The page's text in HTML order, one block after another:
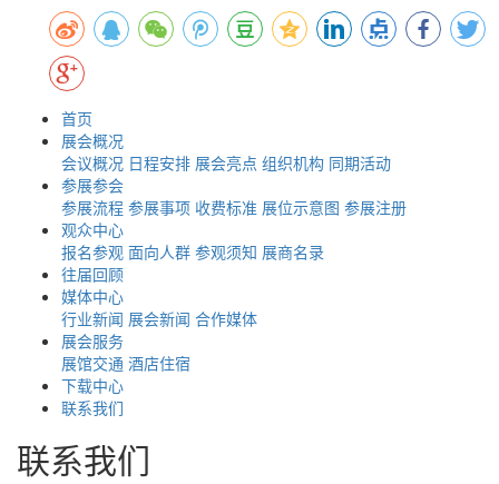
首页
展会概况
会议概况 日程安排 展会亮点 组织机构 同期活动
参展参会
参展流程 参展事项 收费标准 展位示意图 参展注册
观众中心
报名参观 面向人群 参观须知 展商名录
往届回顾
媒体中心
行业新闻 展会新闻 合作媒体
展会服务
展馆交通 酒店住宿
下载中心
联系我们
联系我们